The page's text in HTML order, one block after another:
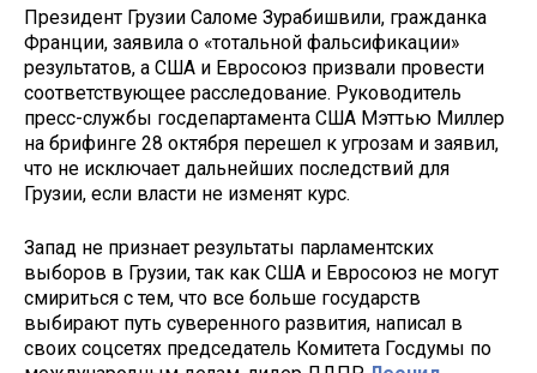
Президент Грузии Саломе Зурабишвили, гражданка
Франции, заявила о «тотальной фальсификации»
результатов, а США и Евросоюз призвали провести
соответствующее расследование. Руководитель
пресс-службы госдепартамента США Мэттью Миллер
на брифинге 28 октября перешел к угрозам и заявил,
что не исключает дальнейших последствий для
Грузии, если власти не изменят курс.
Запад не признает результаты парламентских
выборов в Грузии, так как США и Евросоюз не могут
смириться с тем, что все больше государств
выбирают путь суверенного развития, написал в
своих соцсетях председатель Комитета Госдумы по